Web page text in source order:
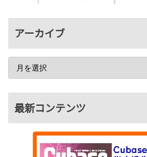
アーカイブ
最新コンテンツ